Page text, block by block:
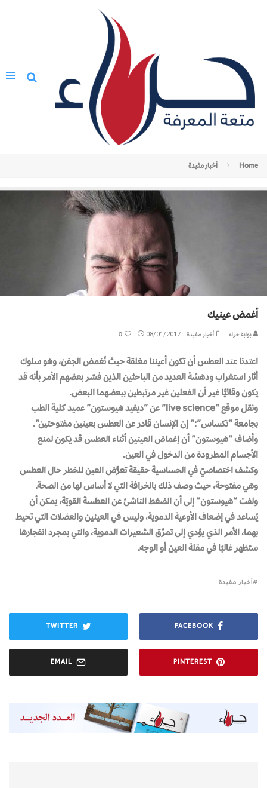
Home أخبار مفيدة
أغمض عينيك
بوابة حراء أخبار مفيدة 08/01/2017
0
اعتدنا عند العطس أن تكون أعيننا مغلقة حيث نُغمض الجفن، وهو سلوك
أثار استغراب ودهشة العديد من الباحثين الذين فسّر بعضهم الأمر بأنه قد
يكون وقائيًّا غير أن الفعلين غير مرتبطين ببعضهما البعض.
ونقل موقع “live science” عن “ديفيد هيوستون” عميد كلية الطب
بجامعة “تكساس”:” إن الإنسان قادر عن العطس بعينين مفتوحتين”.
وأضاف “هيوستون” أن إغماض العينين أثناء العطس قد يكون لمنع
الأجسام المطرودة من الدخول في العين.
وكشف اختصاصيّ في الحساسية حقيقة تعرٌّض العين للخطر حال العطس
وهي مفتوحة، حيث وصف ذلك بالخرافة التي لا أساس لها من الصحة.
ولفت “هيوستون” إلى أن الضغط الناشئ عن العطسة القويّة، يمكن أن
يُساعد في إضعاف الأوعية الدموية، وليس في العينين والعضلات التي تحيط
بهما، الأمر الذي يؤدي إلى تمزّق الشعيرات الدموية، والتي بمجرد انفجارها
ستظهر غالبًا في مقلة العين أو الوجه.
أخبار مفيدة
FACEBOOK
TWITTER
PINTEREST
EMAIL